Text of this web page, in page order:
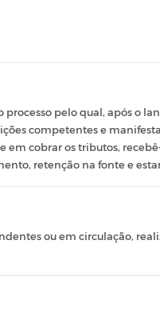
pelo qual, após o
competentes e
cobrar os tributos,
retenção na fonte e
ou em circulação,